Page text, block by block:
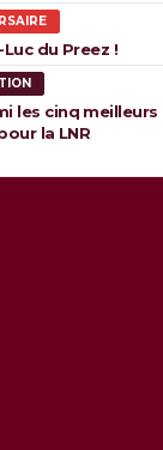
du Preez !
les cinq meilleurs
la LNR